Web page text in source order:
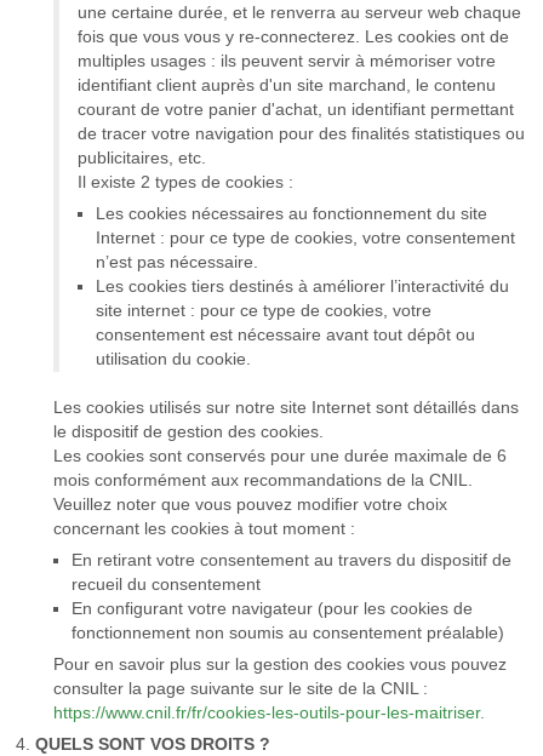
une certaine durée, et le renverra au serveur web chaque
fois que vous vous y re-connecterez. Les cookies ont de
multiples usages : ils peuvent servir à mémoriser votre
identifiant client auprès d'un site marchand, le contenu
courant de votre panier d'achat, un identifiant permettant
de tracer votre navigation pour des finalités statistiques ou
publicitaires, etc.
Il existe 2 types de cookies :
Les cookies nécessaires au fonctionnement du site
Internet : pour ce type de cookies, votre consentement
n’est pas nécessaire.
Les cookies tiers destinés à améliorer l’interactivité du
site internet : pour ce type de cookies, votre
consentement est nécessaire avant tout dépôt ou
utilisation du cookie.
Les cookies utilisés sur notre site Internet sont détaillés dans
le dispositif de gestion des cookies.
Les cookies sont conservés pour une durée maximale de 6
mois conformément aux recommandations de la CNIL.
Veuillez noter que vous pouvez modifier votre choix
concernant les cookies à tout moment :
En retirant votre consentement au travers du dispositif de
recueil du consentement
En configurant votre navigateur (pour les cookies de
fonctionnement non soumis au consentement préalable)
Pour en savoir plus sur la gestion des cookies vous pouvez
consulter la page suivante sur le site de la CNIL :
https://www.cnil.fr/fr/cookies-les-outils-pour-les-maitriser.
QUELS SONT VOS DROITS ?